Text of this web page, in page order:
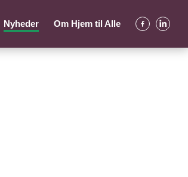
Nyheder Om Hjem til Alle